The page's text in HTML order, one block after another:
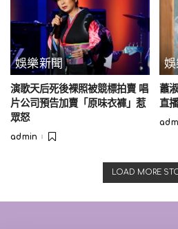
娛樂新聞
演歌天后死後裸照被競標拍賣 唱
片公司預告加賣「原味衣褲」惹
眾怒
Posted
admin
蕭
直
LOAD MORE